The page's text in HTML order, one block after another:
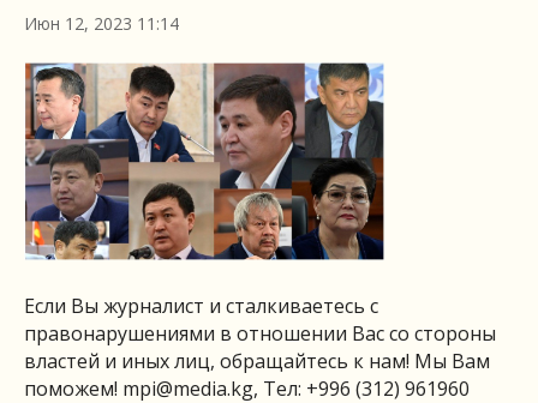
Июн 12, 2023 11:14
Если Вы журналист и сталкиваетесь с
правонарушениями в отношении Вас со стороны
властей и иных лиц, обращайтесь к нам! Мы Вам
поможем! mpi@media.kg, Тел: +996 (312) 961960